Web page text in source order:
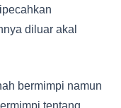
diluar akal
bermimpi namun
tentang